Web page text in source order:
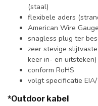
(staal)
flexibele aders
American Wire
snagless plug ter
zeer stevige
keer in- en uitsteken)
conform RoHS
volgt specificatie
*Outdoor kabel